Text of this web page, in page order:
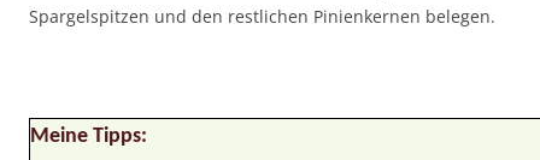
Spargelspitzen und den restlichen Pinienkernen belegen.
Meine Tipps: